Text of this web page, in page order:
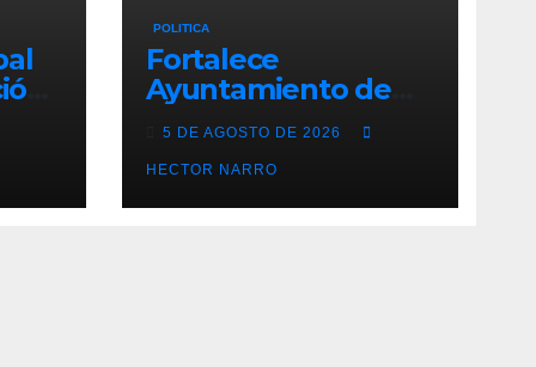
POLITICA
Fortalece
Ayuntamiento de
Los Cabos
capacidad operativa
de Servicios
Públicos con
5 DE AGOSTO DE 2026
HECTOR NARRO